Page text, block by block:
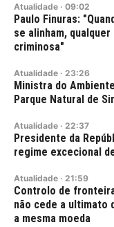
Atualidade · 09:02
Paulo Finuras:
se alinham,
criminosa"
Atualidade · 23:26
Ministra do
Parque Natural de
Atualidade · 22:37
Presidente da
regime excecional
Atualidade · 21:59
Controlo de
não cede a ultimato
a mesma moeda